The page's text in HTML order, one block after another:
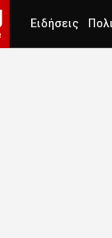
Ειδήσεις